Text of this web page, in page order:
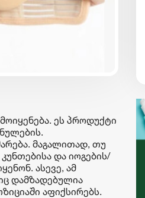
ეს პროდუქტი
მაგალითად, თუ
და იოგების/
ასევე, ამ
დამზადებულია
აფიქსირებს.
& ეკონომიკა
მ